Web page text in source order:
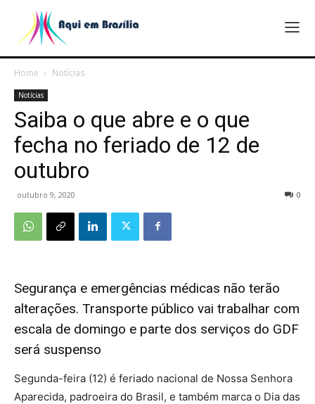
Home Notícias
Notícias
Saiba o que abre e o que
fecha no feriado de 12 de
outubro
outubro 9, 2020 0
Segurança e emergências médicas não terão
alterações. Transporte público vai trabalhar com
escala de domingo e parte dos serviços do GDF
será suspenso
Segunda-feira (12) é feriado nacional de Nossa Senhora
Aparecida, padroeira do Brasil, e também marca o Dia das